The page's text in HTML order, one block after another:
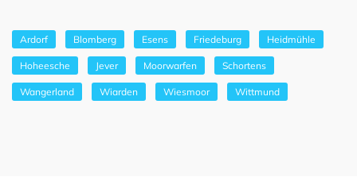
Ardorf Blomberg Esens Friedeburg Heidmühle
Hoheesche Jever Moorwarfen Schortens
Wangerland Wiarden Wiesmoor Wittmund